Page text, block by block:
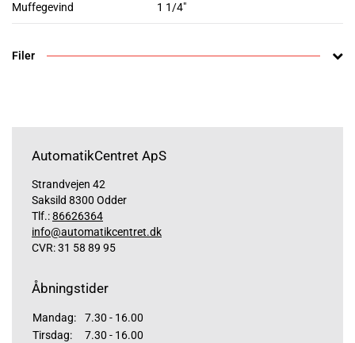
Muffegevind 1 1/4"
Filer
AutomatikCentret ApS
Strandvejen 42
Saksild 8300 Odder
Tlf.:86626364
info@automatikcentret.dk
CVR: 31 58 89 95
Åbningstider
Mandag:
7.30 - 16.00
Tirsdag:
7.30 - 16.00